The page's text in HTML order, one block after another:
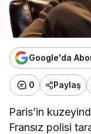
Google'da
0 Paylaş
Paris’in
Fransız polisi